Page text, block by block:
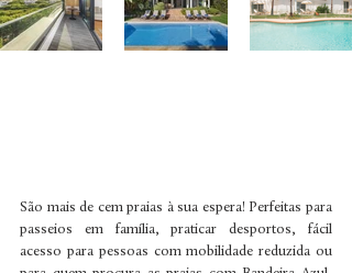
São mais de cem praias à sua espera! Perfeitas para
passeios em família, praticar desportos, fácil
acesso para pessoas com mobilidade reduzida ou